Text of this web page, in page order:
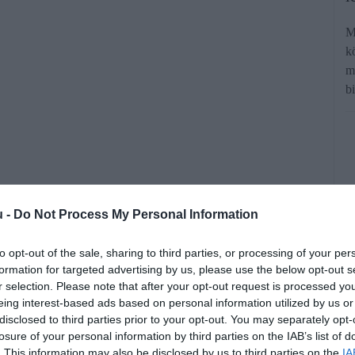
- Do Not Process My Personal Information
opt-out of the sale, sharing to third parties, or processing of your
for targeted advertising by us, please use the below opt-out
selection. Please note that after your opt-out request is processed
interest-based ads based on personal information utilized by us
to third parties prior to your opt-out. You may separately
of your personal information by third parties on the IAB’s list of
This information may also be disclosed by us to third parties on the
hogy jelentős fejlesztést kaphat a
Most mégis úgy tűnik, számos
Zoom, Prime Video és időjárásos
programban.